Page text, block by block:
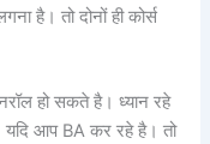
है। तो दोनों ही कोर्स
हो सकते है। ध्यान रहे
आप BA कर रहे है। तो